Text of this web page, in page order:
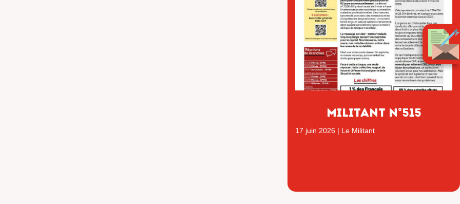
Militant n°515
17 juin 2026 | Le Militant